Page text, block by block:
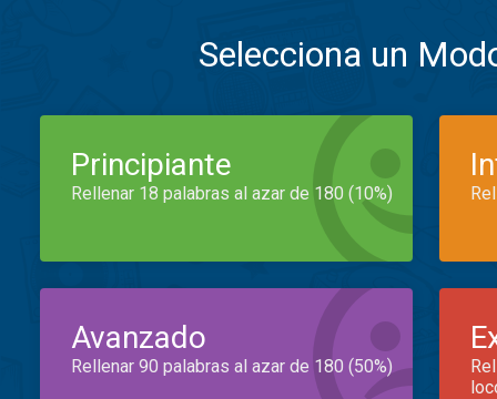
Selecciona un
Principiante
Rellenar 18 palabras al azar de 180 (10%)
Avanzado
Rellenar 90 palabras al azar de 180 (50%)